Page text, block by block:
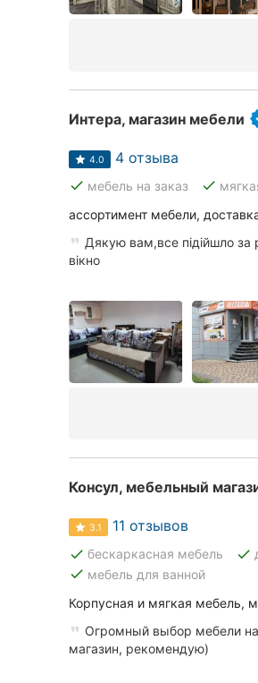
Интера, магазин мебели
4.0 4 отзыва
done мебель на заказ done
ассортимент мебели,
Дякую вам,все підійшло за
вікно
Консул, мебельный
3.1 11 отзывов
done бескаркасная мебель done
done мебель для ванной
Корпусная и мягкая мебель,
Огромный выбор мебели
магазин, рекомендую)